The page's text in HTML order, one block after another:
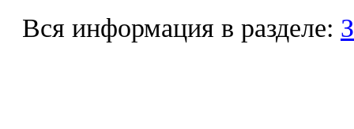
Вся информация в разделе: